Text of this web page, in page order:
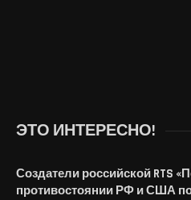
ЭТО ИНТЕРЕСНО!
Создатели российской RTS
противостоянии РФ и США